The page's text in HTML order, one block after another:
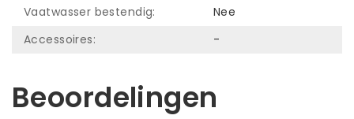
Vaatwasser bestendig:
Nee
Accessoires:
-
Beoordelingen